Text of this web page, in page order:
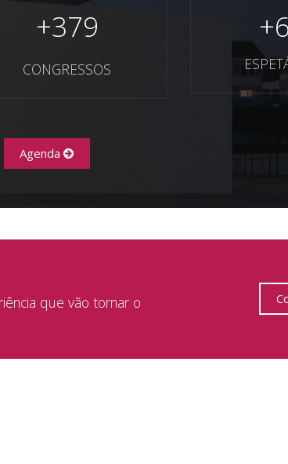
+379
CONGRESSOS
+
Agenda
que vão tornar o